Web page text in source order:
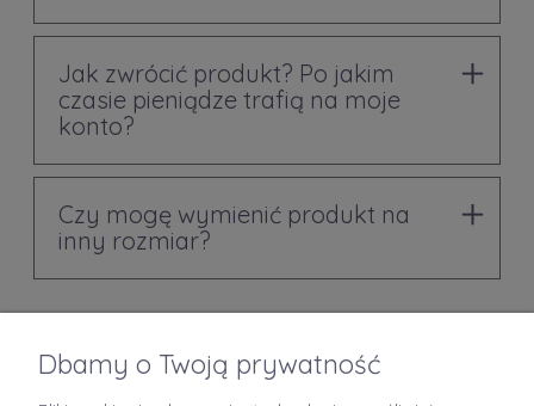
Jak zwrócić produkt? Po jakim
czasie pieniądze trafią na moje
konto?
Czy mogę wymienić produkt na
inny rozmiar?
Dbamy o Twoją prywatność